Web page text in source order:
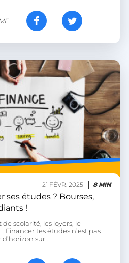
21 FÉVR. 2025 8 MIN
ses études ? Bourses,
!
scolarité, les loyers, le
Financer tes études n’est pas
sur...
.heyme.care
worldpass.heyme.care
accounts.livechatinc.com
CookieScript
.heyme.care